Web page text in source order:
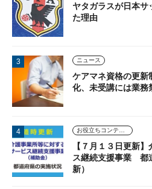
ヤタガラスが日本サ
た理由
ニュース
ケアマネ資格の更
化、未受講には業務
お役立ちコンテンツ
【７月１３日更新
ス継続支援事業 都
新）